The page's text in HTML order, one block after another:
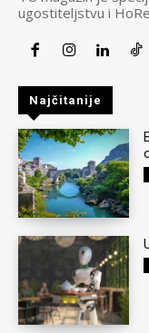
ugostiteljstvu i
Najčitanije